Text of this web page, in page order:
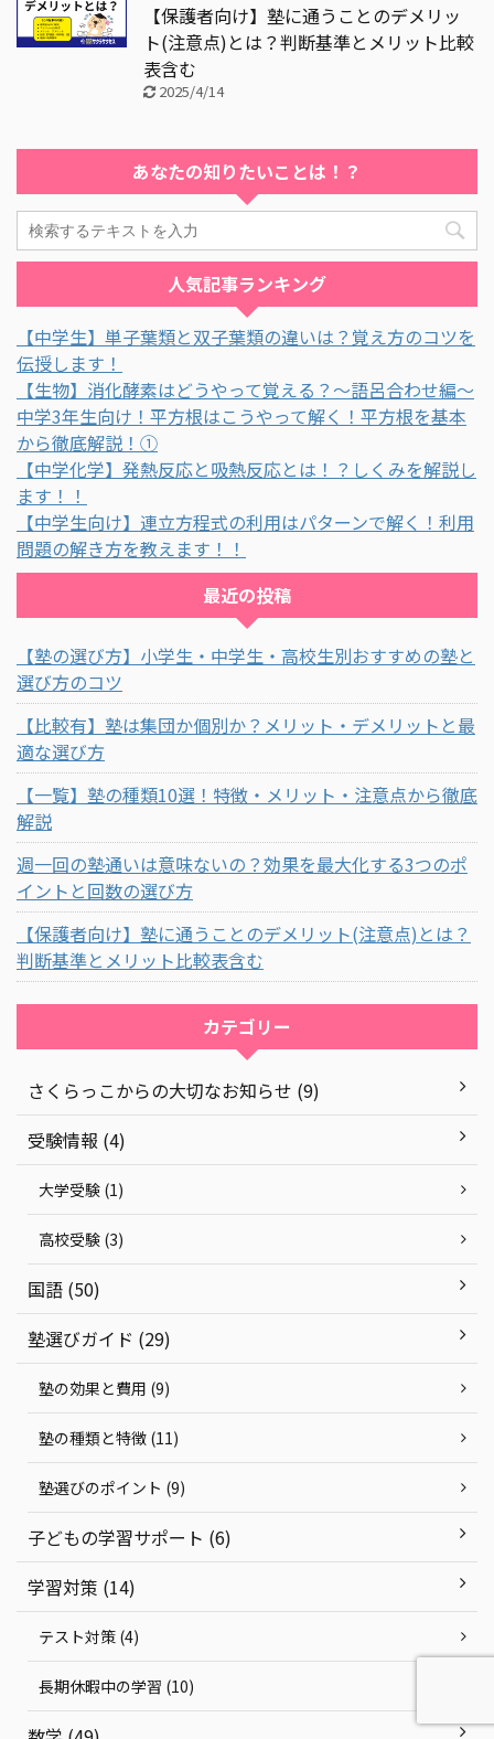
【保護者向け】塾に通うことのデメリッ
ト(注意点)とは？判断基準とメリット比較
表含む
2025/4/14
あなたの知りたいことは！？
人気記事ランキング
【中学生】単子葉類と双子葉類の違いは？覚え方のコツを
伝授します！
【生物】消化酵素はどうやって覚える？～語呂合わせ編～
中学3年生向け！平方根はこうやって解く！平方根を基本
から徹底解説！①
【中学化学】発熱反応と吸熱反応とは！？しくみを解説し
ます！！
【中学生向け】連立方程式の利用はパターンで解く！利用
問題の解き方を教えます！！
最近の投稿
【塾の選び方】小学生・中学生・高校生別おすすめの塾と
選び方のコツ
【比較有】塾は集団か個別か？メリット・デメリットと最
適な選び方
【一覧】塾の種類10選！特徴・メリット・注意点から徹底
解説
週一回の塾通いは意味ないの？効果を最大化する3つのポ
イントと回数の選び方
【保護者向け】塾に通うことのデメリット(注意点)とは？
判断基準とメリット比較表含む
カテゴリー
さくらっこからの大切なお知らせ (9)
受験情報 (4)
大学受験 (1)
高校受験 (3)
国語 (50)
塾選びガイド (29)
塾の効果と費用 (9)
塾の種類と特徴 (11)
塾選びのポイント (9)
子どもの学習サポート (6)
学習対策 (14)
テスト対策 (4)
長期休暇中の学習 (10)